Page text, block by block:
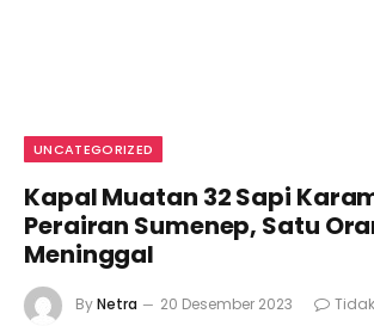
UNCATEGORIZED
Kapal Muatan 32 Sapi
Perairan Sumenep, Satu
Meninggal
ByNetra 20 Desember 2023